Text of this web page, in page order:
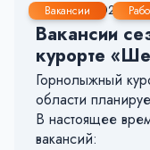
Вакансии
2 Окт, 2023
Вакансии
курорте
Горнолыжный
области
В настоящее
вакансий: